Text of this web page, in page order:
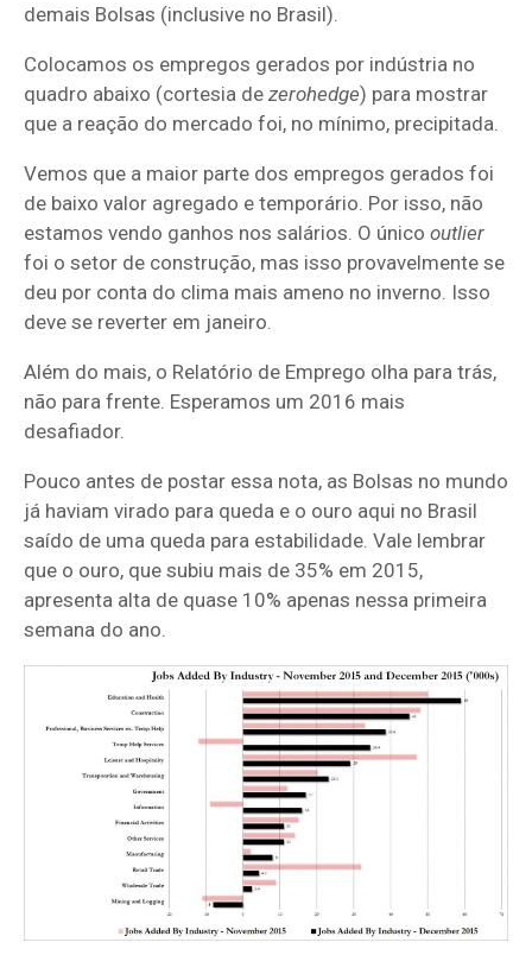
demais Bolsas (inclusive no Brasil).
Colocamos os empregos gerados por indústria no
quadro abaixo (cortesia de zerohedge) para mostrar
que a reação do mercado foi, no mínimo, precipitada.
Vemos que a maior parte dos empregos gerados foi
de baixo valor agregado e temporário. Por isso, não
estamos vendo ganhos nos salários. O único outlier
foi o setor de construção, mas isso provavelmente se
deu por conta do clima mais ameno no inverno. Isso
deve se reverter em janeiro.
Além do mais, o Relatório de Emprego olha para trás,
não para frente. Esperamos um 2016 mais
desafiador.
Pouco antes de postar essa nota, as Bolsas no mundo
já haviam virado para queda e o ouro aqui no Brasil
saído de uma queda para estabilidade. Vale lembrar
que o ouro, que subiu mais de 35% em 2015,
apresenta alta de quase 10% apenas nessa primeira
semana do ano.